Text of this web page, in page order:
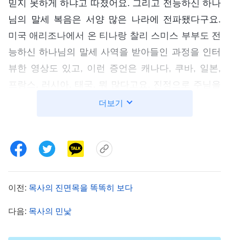
믿지 못하게 하냐고 따졌어요. 그리고 전능하신 하나
님의 말세 복음은 서양 많은 나라에 전파됐다구요.
미국 애리조나에서 온 티나랑 찰리 스미스 부부도 전
능하신 하나님의 말세 사역을 받아들인 과정을 인터
뷰한 영상도 있고, 이런 증언은 캐나다, 쿠바, 일본,
프랑스, 러시아, 태국, 뭐 많다고요. 진정으로 주님을
기다리는 사람은 모두 전능하신 하나님 앞에 돌아와
맞는지 들어볼 생각은 안 하고, 무신론 중국 공산당
안 듣고 제 핸드폰을 뺏으려고 하는 거에요. 그래서
요. 그랬더니 그걸 가지고 경찰에 신고했더라구요.
더보기
이전: 목사의 진면목을 똑똑히 보다
다음: 목사의 민낯